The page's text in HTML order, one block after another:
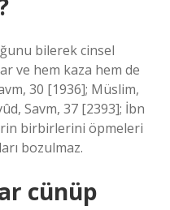
bilerek cinsel
ve hem kaza hem de
30 [1936]; Müslim,
Savm, 37 [2393]; İbn
birbirlerini öpmeleri
bozulmaz.
cünüp